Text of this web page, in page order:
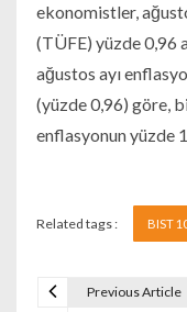
ekonomistler,
(TÜFE) yüzde 0,96
ağustos ayı
(yüzde 0,96) göre,
enflasyonun yüzde
Related tags : BIST
Previous Article